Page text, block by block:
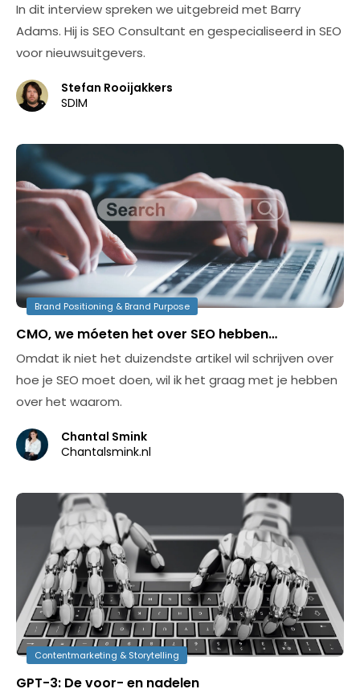
In dit interview spreken we uitgebreid met Barry
Adams. Hij is SEO Consultant en gespecialiseerd in SEO
voor nieuwsuitgevers.
Stefan Rooijakkers
SDIM
Brand Positioning & Brand Purpose
CMO, we móeten het over SEO hebben…
Omdat ik niet het duizendste artikel wil schrijven over
hoe je SEO moet doen, wil ik het graag met je hebben
over het waarom.
Chantal Smink
Chantalsmink.nl
Contentmarketing & Storytelling
GPT-3: De voor- en nadelen